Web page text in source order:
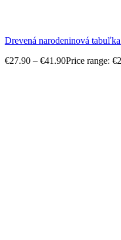
Drevená narodeninová
€27.90 – €41.90Price range: